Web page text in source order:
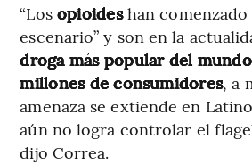
“Los opioideshan comenzado
escenario” y son en la
droga más popular del
millones de consumidores, a
amenaza se extiende en
aún no logra controlar el
dijo Correa.